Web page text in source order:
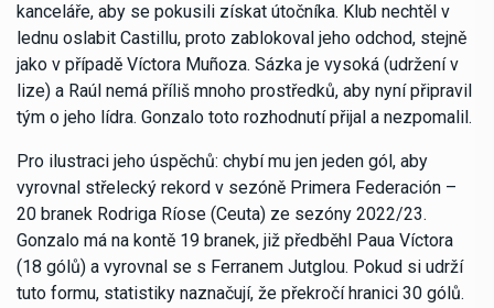
kanceláře, aby se pokusili získat útočníka. Klub nechtěl v
lednu oslabit Castillu, proto zablokoval jeho odchod, stejně
jako v případě Víctora Muñoza. Sázka je vysoká (udržení v
lize) a Raúl nemá příliš mnoho prostředků, aby nyní připravil
tým o jeho lídra. Gonzalo toto rozhodnutí přijal a nezpomalil.
Pro ilustraci jeho úspěchů: chybí mu jen jeden gól, aby
vyrovnal střelecký rekord v sezóně Primera Federación –
20 branek Rodriga Ríose (Ceuta) ze sezóny 2022/23.
Gonzalo má na kontě 19 branek, již předběhl Paua Víctora
(18 gólů) a vyrovnal se s Ferranem Jutglou. Pokud si udrží
tuto formu, statistiky naznačují, že překročí hranici 30 gólů.